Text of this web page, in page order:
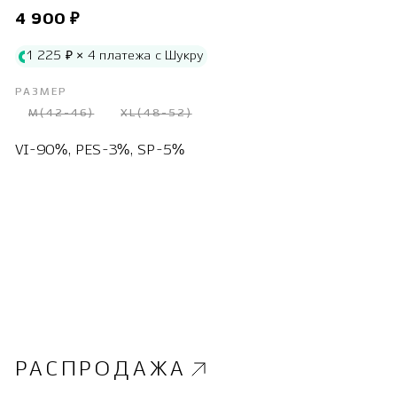
4 900 ₽
1 225 ₽ × 4 платежа с Шукру
РАЗМЕР
M(42-46) XL(48-52)
VI-90%, PES-3%, SP-5%
РАСПРОДАЖА